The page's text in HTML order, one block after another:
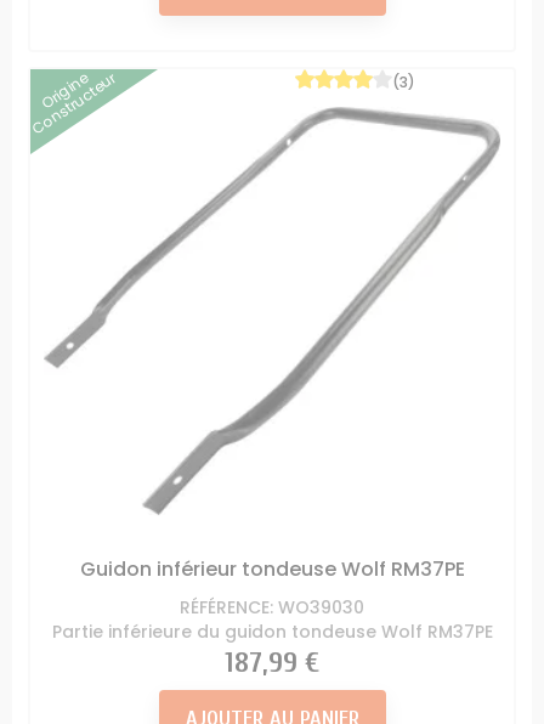
Origine
Constructeur
Guidon inférieur tondeuse Wolf RM37PE
RÉFÉRENCE: WO39030
Partie inférieure du guidon tondeuse Wolf RM37PE
(3)
Prix
187,99 €
AJOUTER AU PANIER